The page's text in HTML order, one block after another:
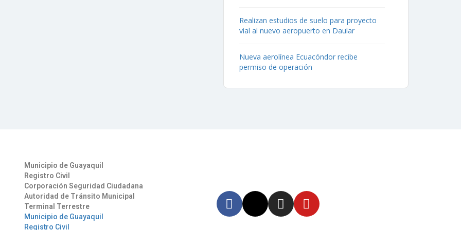
Realizan estudios de suelo para proyecto
vial al nuevo aeropuerto en Daular
Nueva aerolínea Ecuacóndor recibe
permiso de operación
Municipio de Guayaquil
Registro Civil
Corporación Seguridad Ciudadana
Autoridad de Tránsito Municipal
Terminal Terrestre
Municipio de Guayaquil
Registro Civil